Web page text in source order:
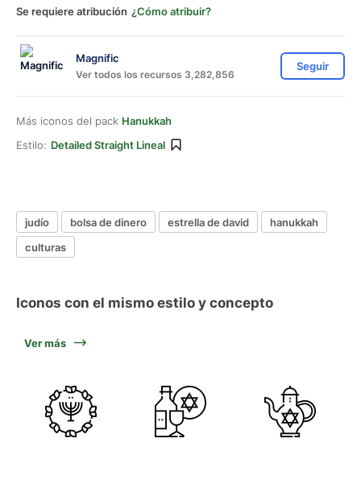
Se requiere atribución ¿Cómo atribuir?
Magnific
Ver todos los recursos 3,282,856
Seguir
Más iconos del pack Hanukkah
Estilo: Detailed Straight Lineal
judío bolsa de dinero estrella de david
hanukkah
culturas
Iconos con el mismo estilo y concepto
Ver más